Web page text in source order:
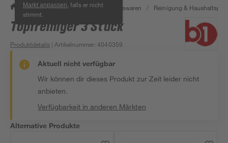
Markt anpassen , falls er nicht
stimmt.
/ Wohnen & Haushalt / Haushaltswaren / Reinigung &
Topfreiniger 3 Stück
Produktdetails | Artikelnummer:4040359
Aktuell nicht verfügbar
Wir können dir dieses Produkt zur Zeit leider nicht
anbieten.
Verfügbarkeit in anderen Märkten
Alternative Produkte